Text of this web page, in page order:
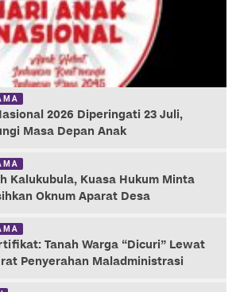
2026 Diperingati 23 Juli,
Masa Depan Anak
Kalukubula, Kuasa Hukum Minta
Oknum Aparat Desa
Tanah Warga “Dicuri” Lewat
Penyerahan Maladministrasi